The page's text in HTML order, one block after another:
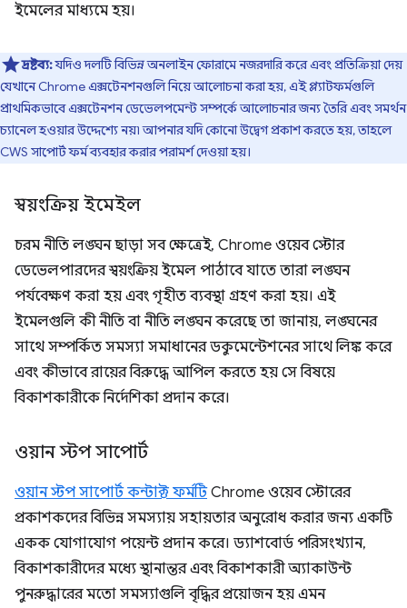
ইমেলের মাধ্যমে হয়।
দ্রষ্টব্য:যদিও দলটি বিভিন্ন অনলাইন ফোরামে নজরদারি করে এবং প্রতিক্রিয়া দেয়
যেখানে Chrome এক্সটেনশনগুলি নিয়ে আলোচনা করা হয়, এই প্ল্যাটফর্মগুলি
প্রাথমিকভাবে এক্সটেনশন ডেভেলপমেন্ট সম্পর্কে আলোচনার জন্য তৈরি এবং সমর্থন
চ্যানেল হওয়ার উদ্দেশ্যে নয়৷ আপনার যদি কোনো উদ্বেগ প্রকাশ করতে হয়, তাহলে
CWS সাপোর্ট ফর্ম ব্যবহার করার পরামর্শ দেওয়া হয়।
স্বয়ংক্রিয় ইমেইল
চরম নীতি লঙ্ঘন ছাড়া সব ক্ষেত্রেই, Chrome ওয়েব স্টোর
ডেভেলপারদের স্বয়ংক্রিয় ইমেল পাঠাবে যাতে তারা লঙ্ঘন
পর্যবেক্ষণ করা হয় এবং গৃহীত ব্যবস্থা গ্রহণ করা হয়। এই
ইমেলগুলি কী নীতি বা নীতি লঙ্ঘন করেছে তা জানায়, লঙ্ঘনের
সাথে সম্পর্কিত সমস্যা সমাধানের ডকুমেন্টেশনের সাথে লিঙ্ক করে
এবং কীভাবে রায়ের বিরুদ্ধে আপিল করতে হয় সে বিষয়ে
বিকাশকারীকে নির্দেশিকা প্রদান করে।
ওয়ান স্টপ সাপোর্ট
ওয়ান স্টপ সাপোর্ট কন্টাক্ট ফর্মটিChrome ওয়েব স্টোরের
প্রকাশকদের বিভিন্ন সমস্যায় সহায়তার অনুরোধ করার জন্য একটি
একক যোগাযোগ পয়েন্ট প্রদান করে। ড্যাশবোর্ড পরিসংখ্যান,
বিকাশকারীদের মধ্যে স্থানান্তর এবং বিকাশকারী অ্যাকাউন্ট
পুনরুদ্ধারের মতো সমস্যাগুলি বৃদ্ধির প্রয়োজন হয় এমন